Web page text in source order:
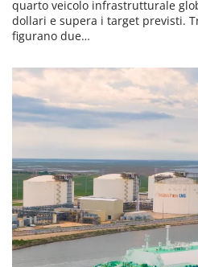
quarto veicolo infrastrutturale
dollari e supera i target previsti.
figurano due…